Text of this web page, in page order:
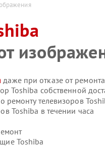
даже при отказе от ремонта
Toshiba собственной
ремонту телевизоров
Toshiba в течении часа
Toshiba